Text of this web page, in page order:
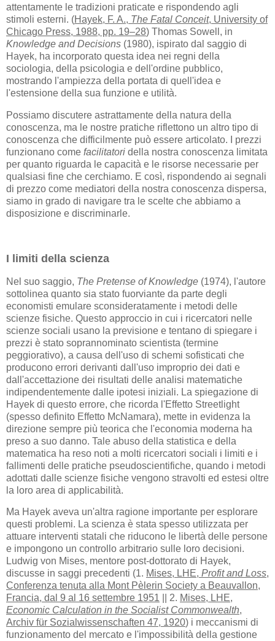
attentamente le tradizioni praticate e rispondendo agli
stimoli esterni. (Hayek, F. A., The Fatal Conceit, University of
Chicago Press, 1988, pp. 19–28) Thomas Sowell, in
Knowledge and Decisions (1980), ispirato dal saggio di
Hayek, ha incorporato questa idea nei regni della
sociologia, della psicologia e dell'ordine pubblico,
mostrando l'ampiezza della portata di quell'idea e
l'estensione della sua funzione e utilità.
Possiamo discutere astrattamente della natura della
conoscenza, ma le nostre pratiche riflettono un altro tipo di
conoscenza che difficilmente può essere articolato. I prezzi
funzionano come facilitatori della nostra conoscenza limitata
per quanto riguarda le capacità e le risorse necessarie per
qualsiasi fine che cerchiamo. E così, rispondendo ai segnali
di prezzo come mediatori della nostra conoscenza dispersa,
siamo in grado di navigare tra le scelte che abbiamo a
disposizione e discriminarle.
I limiti della scienza
Nel suo saggio, The Pretense of Knowledge (1974), l'autore
sottolinea quanto sia stato fuorviante da parte degli
economisti emulare sconsideratamente i metodi delle
scienze fisiche. Questo approccio in cui i ricercatori nelle
scienze sociali usano la previsione e tentano di spiegare i
prezzi è stato soprannominato scientista (termine
peggiorativo), a causa dell'uso di schemi sofisticati che
producono errori derivanti dall'uso improprio dei dati e
dall'accettazione dei risultati delle analisi matematiche
indipendentemente dalle ipotesi iniziali. La spiegazione di
Hayek di questo errore, che ricorda l'Effetto Streetlight
(spesso definito Effetto McNamara), mette in evidenza la
direzione sempre più teorica che l'economia moderna ha
preso a suo danno. Tale abuso della statistica e della
matematica ha reso noti a molti ricercatori sociali i limiti e i
fallimenti delle pratiche pseudoscientifiche, quando i metodi
adottati dalle scienze fisiche vengono stravolti ed estesi oltre
la loro area di applicabilità.
Ma Hayek aveva un'altra ragione importante per esplorare
questi problemi. La scienza è stata spesso utilizzata per
attuare interventi statali che riducono le libertà delle persone
e impongono un controllo arbitrario sulle loro decisioni.
Ludwig von Mises, mentore post-dottorato di Hayek,
discusse in saggi precedenti (1. Mises, LHE, Profit and Loss,
Conferenza tenuta alla Mont Pèlerin Society a Beauvallon,
Francia, dal 9 al 16 settembre 1951 || 2. Mises, LHE,
Economic Calculation in the Socialist Commonwealth,
Archiv für Sozialwissenschaften 47, 1920) i meccanismi di
funzionamento del mercato e l'impossibilità della gestione